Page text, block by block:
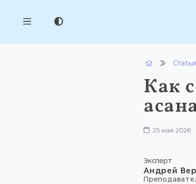
Статьи
Как
25 мая 2026
Эксперт
Андрей